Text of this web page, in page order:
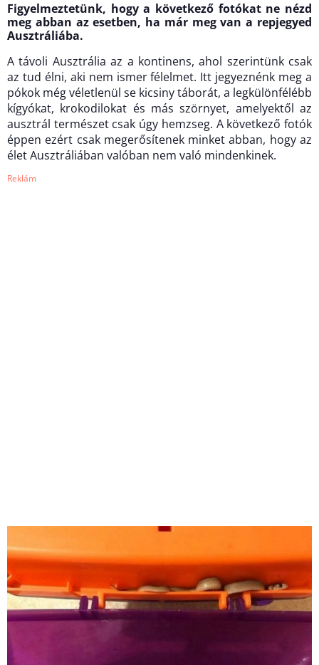
Figyelmeztetünk, hogy a következő fotókat ne nézd
meg abban az esetben, ha már meg van a repjegyed
Ausztráliába.
A távoli Ausztrália az a kontinens, ahol szerintünk csak
az tud élni, aki nem ismer félelmet. Itt jegyeznénk meg a
pókok még véletlenül se kicsiny táborát, a legkülönfélébb
kígyókat, krokodilokat és más szörnyet, amelyektől az
ausztrál természet csak úgy hemzseg. A következő fotók
éppen ezért csak megerősítenek minket abban, hogy az
élet Ausztráliában valóban nem való mindenkinek.
Reklám